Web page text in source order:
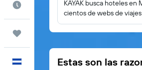
KAYAK busca hoteles en
cientos de webs de viajes
Estas son las